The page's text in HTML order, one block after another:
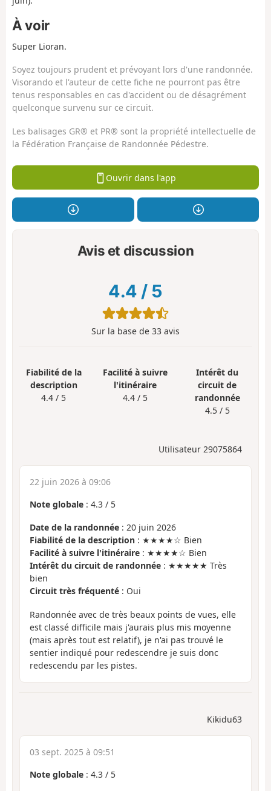
À voir
Super Lioran.
Soyez toujours prudent et prévoyant lors d'une randonnée.
Visorando et l'auteur de cette fiche ne pourront pas être
tenus responsables en cas d'accident ou de désagrément
quelconque survenu sur ce circuit.
Les balisages GR® et PR® sont la propriété intellectuelle de
la Fédération Française de Randonnée Pédestre.
Ouvrir dans l'app
Avis et discussion
4.4 / 5
Sur la base de 33 avis
Fiabilité de la
description
4.4 / 5
Facilité à suivre
l'itinéraire
4.4 / 5
Intérêt du
circuit de
randonnée
4.5 / 5
Utilisateur 29075864
22 juin 2026 à 09:06
Note globale : 4.3 / 5
Date de la randonnée : 20 juin 2026
Fiabilité de la description : ★★★★☆ Bien
Facilité à suivre l'itinéraire : ★★★★☆ Bien
Intérêt du circuit de randonnée : ★★★★★ Très
bien
Circuit très fréquenté : Oui
Randonnée avec de très beaux points de vues, elle
est classé difficile mais j'aurais plus mis moyenne
(mais après tout est relatif), je n'ai pas trouvé le
sentier indiqué pour redescendre je suis donc
redescendu par les pistes.
Kikidu63
03 sept. 2025 à 09:51
Note globale : 4.3 / 5